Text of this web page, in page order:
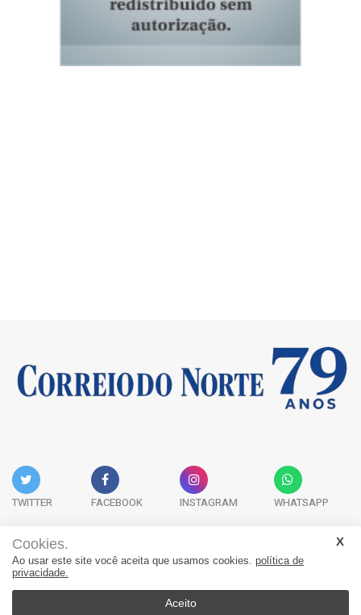
TWITTER FACEBOOK INSTAGRAM WHATSAPP
Acervo Digital Fale Conosco Quem Somos
Cookies.
Ao usar este site você aceita que usamos cookies. política de
privacidade.
Aceito